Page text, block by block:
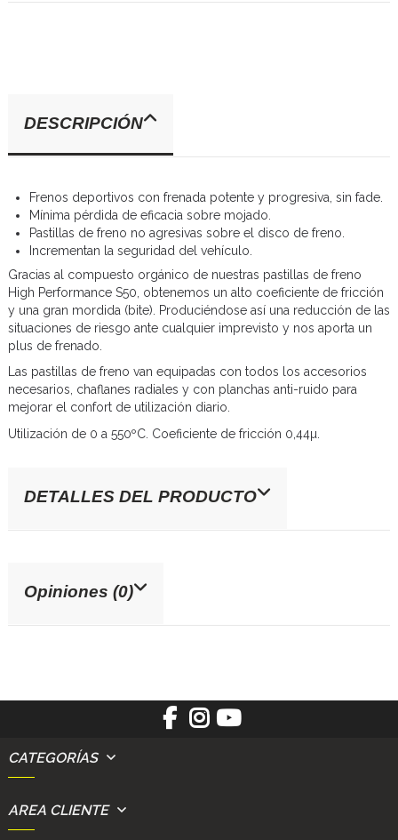
DESCRIPCIÓN
Frenos deportivos con frenada potente y progresiva, sin fade.
Mínima pérdida de eficacia sobre mojado.
Pastillas de freno no agresivas sobre el disco de freno.
Incrementan la seguridad del vehículo.
Gracias al compuesto orgánico de nuestras pastillas de freno
High Performance S50, obtenemos un alto coeficiente de fricción
y una gran mordida (bite). Produciéndose así una reducción de las
situaciones de riesgo ante cualquier imprevisto y nos aporta un
plus de frenado.
Las pastillas de freno van equipadas con todos los accesorios
necesarios, chaflanes radiales y con planchas anti-ruido para
mejorar el confort de utilización diario.
Utilización de 0 a 550ºC. Coeficiente de fricción 0,44µ.
DETALLES DEL PRODUCTO
Opiniones (0)
CATEGORÍAS
AREA CLIENTE